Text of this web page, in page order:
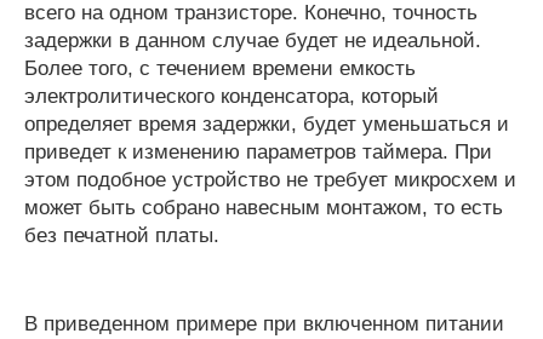
всего на одном транзисторе. Конечно, точность
задержки в данном случае будет не идеальной.
Более того, с течением времени емкость
электролитического конденсатора, который
определяет время задержки, будет уменьшаться и
приведет к изменению параметров таймера. При
этом подобное устройство не требует микросхем и
может быть собрано навесным монтажом, то есть
без печатной платы.
В приведенном примере при включенном питании